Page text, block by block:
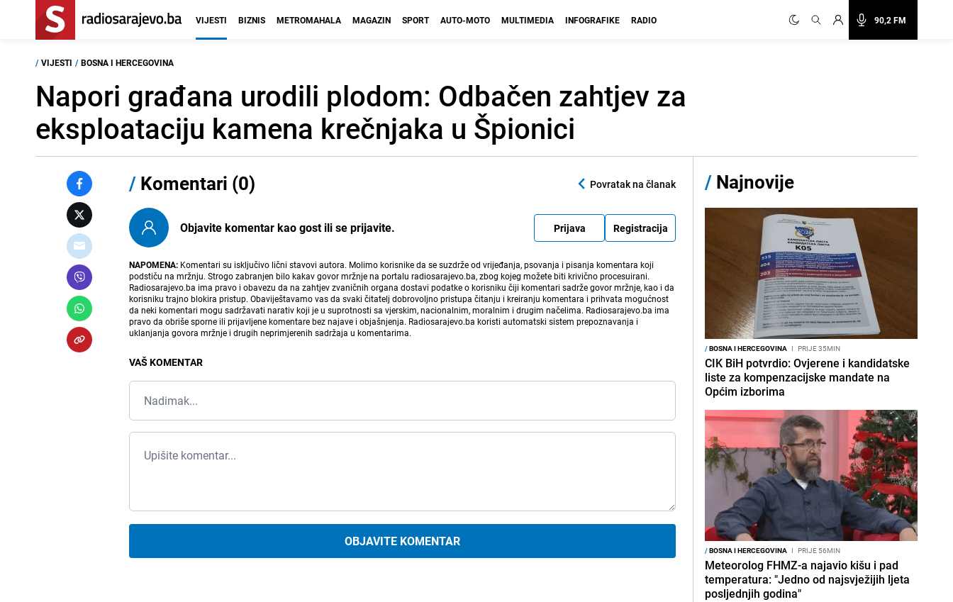
90,2 FM
VIJESTI BIZNIS METROMAHALA MAGAZIN SPORT AUTO-MOTO MULTIMEDIA INFOGRAFIKE RADIO
/ VIJESTI / BOSNA I HERCEGOVINA
Napori građana urodili plodom: Odbačen zahtjev za
eksploataciju kamena krečnjaka u Špionici
/ Komentari (0) Povratak na članak
Objavite komentar kao gost ili se prijavite. Prijava Registracija
NAPOMENA: Komentari su isključivo lični stavovi autora. Molimo korisnike da se suzdrže od vrijeđanja, psovanja i pisanja komentara koji
podstiču na mržnju. Strogo zabranjen bilo kakav govor mržnje na portalu radiosarajevo.ba, zbog kojeg možete biti krivično procesuirani.
Radiosarajevo.ba ima pravo i obavezu da na zahtjev zvaničnih organa dostavi podatke o korisniku čiji komentari sadrže govor mržnje, kao i da
korisniku trajno blokira pristup. Obaviještavamo vas da svaki čitatelj dobrovoljno pristupa čitanju i kreiranju komentara i prihvata mogućnost
da neki komentari mogu sadržavati narativ koji je u suprotnosti sa vjerskim, nacionalnim, moralnim i drugim načelima. Radiosarajevo.ba ima
pravo da obriše sporne ili prijavljene komentare bez najave i objašnjenja. Radiosarajevo.ba koristi automatski sistem prepoznavanja i
uklanjanja govora mržnje i drugih neprimjerenih sadržaja u komentarima.
VAŠ KOMENTAR
OBJAVITE KOMENTAR
/ Najnovije
/BOSNA I HERCEGOVINA I PRIJE 35MIN
CIK BiH potvrdio: Ovjerene i kandidatske
liste za kompenzacijske mandate na
Općim izborima
/BOSNA I HERCEGOVINA I PRIJE 56MIN
Meteorolog FHMZ-a najavio kišu i pad
temperatura: "Jedno od najsvježijih ljeta
posljednjih godina"